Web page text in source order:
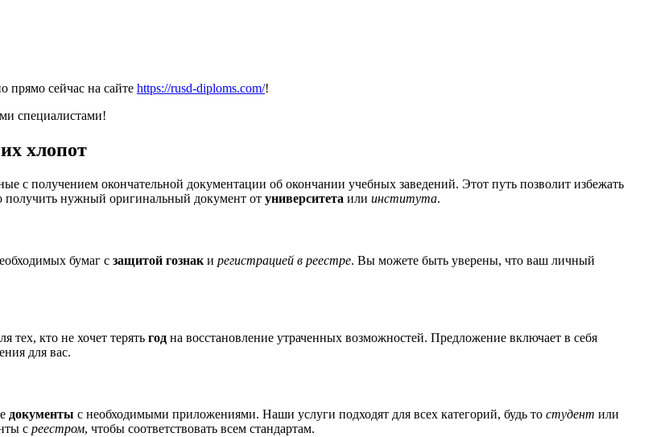
прямо сейчас на сайте https://rusd-diploms.com/!
специалистами!
хлопот
с получением окончательной документации об окончании учебных заведений. Этот путь позволит избежать
получить нужный оригинальный документ от университета или института.
бумаг с защитой гознак и регистрацией в реестре. Вы можете быть уверены, что ваш личный
тех, кто не хочет терять год на восстановление утраченных возможностей. Предложение включает в себя
для вас.
документы с необходимыми приложениями. Наши услуги подходят для всех категорий, будь то студент или
с реестром, чтобы соответствовать всем стандартам.